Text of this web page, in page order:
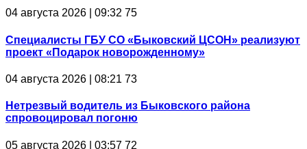
04 августа 2026 | 09:32 75
Специалисты ГБУ СО «Быковский ЦСОН» реализуют
проект «Подарок новорожденному»
04 августа 2026 | 08:21 73
Нетрезвый водитель из Быковского района
спровоцировал погоню
05 августа 2026 | 03:57 72